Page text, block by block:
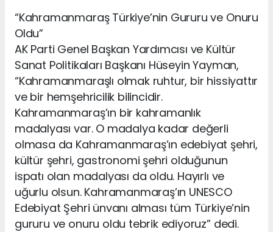
“Kahramanmaraş Türkiye’nin Gururu ve Onuru
Oldu”
AK Parti Genel Başkan Yardımcısı ve Kültür
Sanat Politikaları Başkanı Hüseyin Yayman,
“Kahramanmaraşlı olmak ruhtur, bir hissiyattır
ve bir hemşehricilik bilincidir.
Kahramanmaraş’ın bir kahramanlık
madalyası var. O madalya kadar değerli
olmasa da Kahramanmaraş’ın edebiyat şehri,
kültür şehri, gastronomi şehri olduğunun
ispatı olan madalyası da oldu. Hayırlı ve
uğurlu olsun. Kahramanmaraş’ın UNESCO
Edebiyat Şehri ünvanı alması tüm Türkiye’nin
gururu ve onuru oldu tebrik ediyoruz” dedi.